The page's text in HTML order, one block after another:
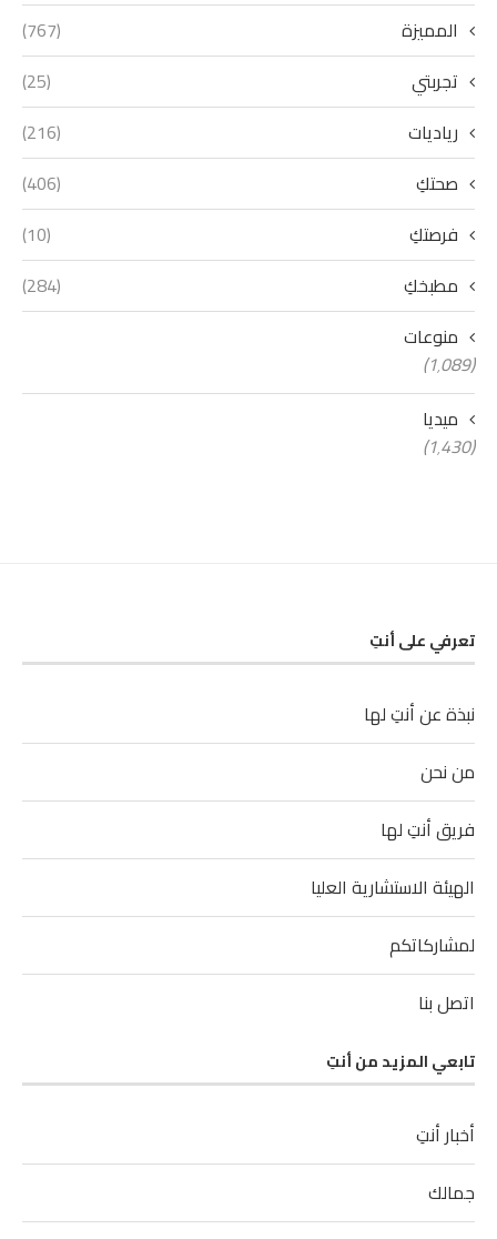
المميزة
(767)
تجربتي
(25)
رياديات
(216)
صحتكِ
(406)
فرصتكِ
(10)
مطبخكِ
(284)
منوعات
(1٬089)
ميديا
(1٬430)
تعرفي على أنتِ
نبذة عن أنتِ لها
من نحن
فريق أنتِ لها
الهيئة الاستشارية العليا
لمشاركاتكم
اتصل بنا
تابعي المزيد من أنتِ
أخبار أنتِ
جمالك